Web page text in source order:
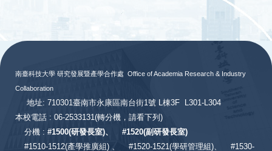
南臺科技大學 研究發展暨產學合作處 Office of Academia Research & Industry
Collaboration
地址: 710301臺南市永康區南台街1號 L棟3F L301-L304
本校電話 : 06-2533131(轉分機，請看下列)
分機 : #1500(研發長室)、 #1520(副研發長室)
#1510-1512(產學推廣組) 、 #1520-1521(學研管理組)、 #1530-